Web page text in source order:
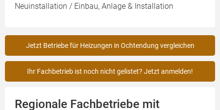
Neuinstallation / Einbau, Anlage & Installation
Jetzt Betriebe für Heizungen in Ochtendung vergleichen
Ihr Fachbetrieb ist noch nicht gelistet? Jetzt anmelden!
Regionale Fachbetriebe mit